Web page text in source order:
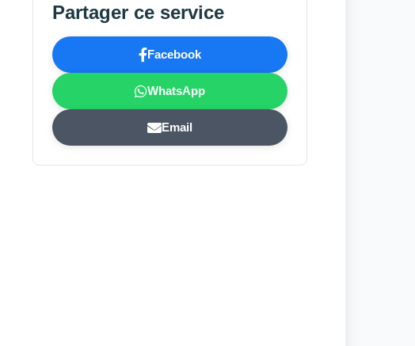
Partager ce service
Facebook
WhatsApp
Email